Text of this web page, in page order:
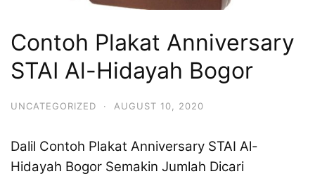
Contoh Plakat Anniversary
STAI Al-Hidayah Bogor
UNCATEGORIZED · AUGUST 10, 2020
Dalil Contoh Plakat Anniversary STAI Al-
Hidayah Bogor Semakin Jumlah Dicari